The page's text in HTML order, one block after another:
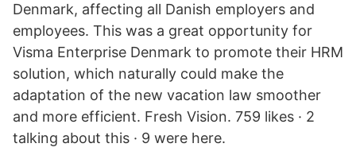
Denmark, affecting all Danish employers and
employees. This was a great opportunity for
Visma Enterprise Denmark to promote their HRM
solution, which naturally could make the
adaptation of the new vacation law smoother
and more efficient. Fresh Vision. 759 likes · 2
talking about this · 9 were here.